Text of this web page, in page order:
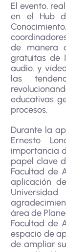
El evento,
en el Hub
de manera
gratuitas de
audio. y
las
educativas
procesos.
Durante la
Ernesto
importancia
papel clave
Facultad de
aplicación
área de
Facultad de
espacio de
de ampliar